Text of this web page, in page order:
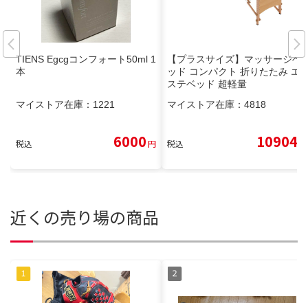
TIENS Egcgコンフォート50ml 1
本
マイストア在庫： 1221
税込 6000円
【プラスサイズ】マッサージベ
ッド コンパクト 折りたたみ エ
ステベッド 超軽量
マイストア在庫： 4818
税込 10904
近くの売り場の商品